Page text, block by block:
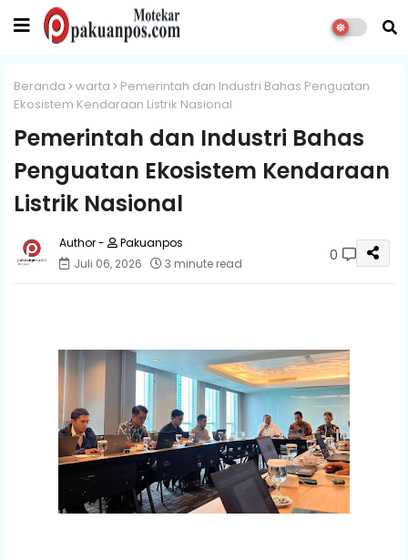
Beranda warta
Pemerintah dan Industri Bahas Penguatan
Ekosistem Kendaraan Listrik Nasional
Pemerintah dan Industri Bahas
Penguatan Ekosistem Kendaraan
Listrik Nasional
Pakuanpos
Juli 06, 2026
3 minute read 0